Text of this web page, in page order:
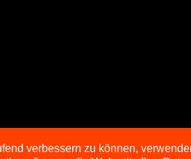
verbessern zu können,